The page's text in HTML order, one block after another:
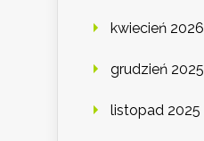
kwiecień 2026
grudzień 2025
listopad 2025